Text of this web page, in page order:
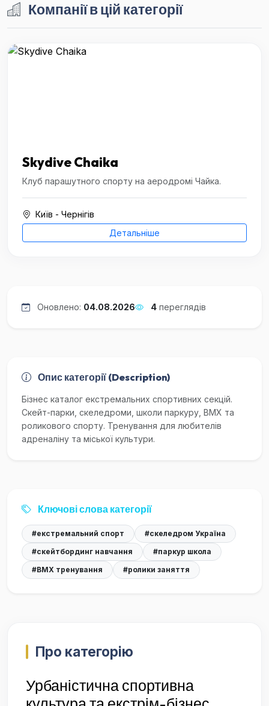
Компанії в цій категорії
Skydive Chaika
Клуб парашутного спорту на аеродромі Чайка.
Київ - Чернігів
Детальніше
Оновлено: 04.08.2026 4 переглядів
Опис категорії (Description)
Бізнес каталог екстремальних спортивних секцій.
Скейт-парки, скеледроми, школи паркуру, BMX та
роликового спорту. Тренування для любителів
адреналіну та міської культури.
Ключові слова категорії
#екстремальний спорт
#скеледром Україна
#скейтбординг навчання
#паркур школа
#BMX тренування
#ролики заняття
Про категорію
Урбаністична спортивна